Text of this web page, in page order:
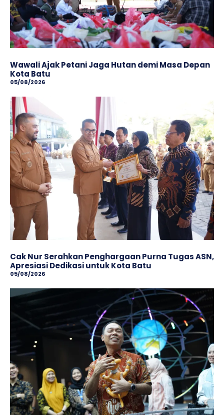
Wawali Ajak Petani Jaga Hutan demi Masa Depan
Kota Batu
05/08/2026
Cak Nur Serahkan Penghargaan Purna Tugas ASN,
Apresiasi Dedikasi untuk Kota Batu
05/08/2026